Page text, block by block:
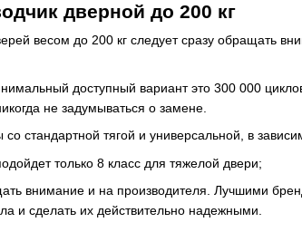
дверной до 200 кг
весом до 200 кг следует сразу обращать
доступный вариант это 300 000
не задумываться о замене.
со стандартной тягой и универсальной, в
только 8 класс для тяжелой двери;
внимание и на производителя. Лучшими
и сделать их действительно надежными.